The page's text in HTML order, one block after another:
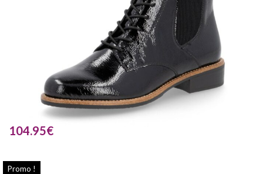
104.95€
Promo !